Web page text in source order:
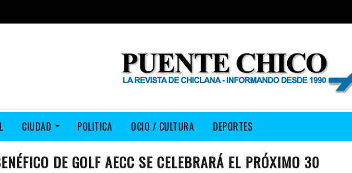
CIUDAD POLITICA OCIO / CULTURA DEPORTES
DE GOLF AECC SE CELEBRARÁ EL PRÓXIMO 30